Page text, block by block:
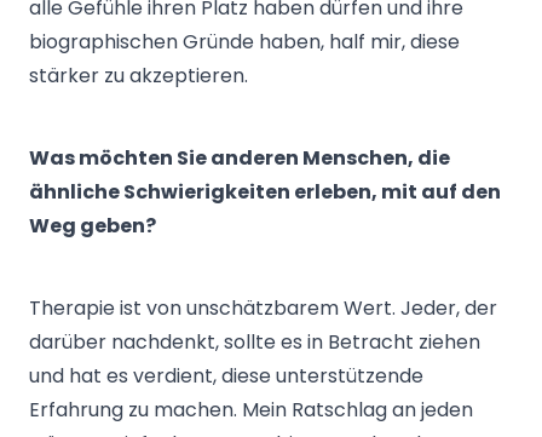
alle Gefühle ihren Platz haben dürfen und ihre
biographischen Gründe haben, half mir, diese
stärker zu akzeptieren.
Was möchten Sie anderen Menschen, die
ähnliche Schwierigkeiten erleben, mit auf den
Weg geben?
Therapie ist von unschätzbarem Wert. Jeder, der
darüber nachdenkt, sollte es in Betracht ziehen
und hat es verdient, diese unterstützende
Erfahrung zu machen. Mein Ratschlag an jeden